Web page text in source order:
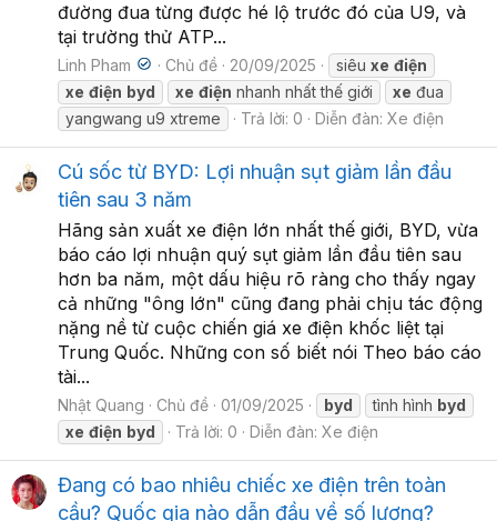
đường đua từng được hé lộ trước đó của U9, và
tại trường thử ATP...
Linh Pham Chủ đề 20/09/2025 siêuxe điện
xe điện byd xe điện nhanh nhất thế giới xe đua
yangwang u9 xtreme
Trả lời: 0 Diễn đàn: Xe điện
Cú sốc từ BYD: Lợi nhuận sụt giảm lần đầu
tiên sau 3 năm
Hãng sản xuất xe điện lớn nhất thế giới, BYD, vừa
báo cáo lợi nhuận quý sụt giảm lần đầu tiên sau
hơn ba năm, một dấu hiệu rõ ràng cho thấy ngay
cả những "ông lớn" cũng đang phải chịu tác động
nặng nề từ cuộc chiến giá xe điện khốc liệt tại
Trung Quốc. Những con số biết nói Theo báo cáo
tài...
Nhật Quang Chủ đề 01/09/2025 byd tình hình byd
xe điện byd Trả lời: 0 Diễn đàn: Xe điện
Đang có bao nhiêu chiếc xe điện trên toàn
cầu? Quốc gia nào dẫn đầu về số lượng?